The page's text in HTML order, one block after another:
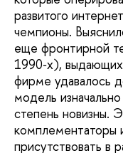
развитого
чемпионы.
еще фронтир­ной
1990‑х),
фирме удавалось
модель
степень новизны.
комплементаторы
присутствовать в